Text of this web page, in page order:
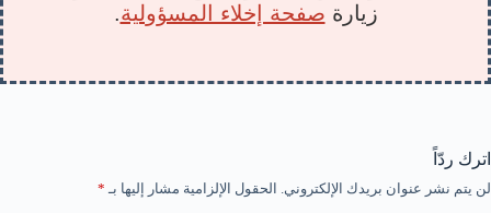
زيارة صفحة إخلاء المسؤولية.
اترك ردّاً
لن يتم نشر عنوان بريدك الإلكتروني. الحقول الإلزامية مشار إليها بـ *